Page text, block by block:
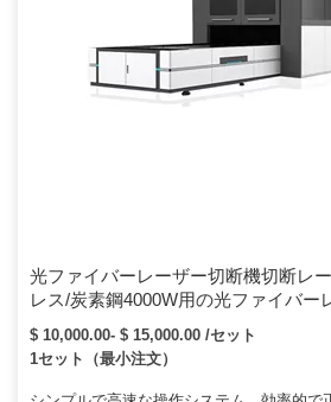
光ファイバーレーザー切断機切断レ
レス/炭素鋼4000W用の光ファイバー
供給します
$ 10,000.00- $ 15,000.00 /セット
1セット（最小注文）